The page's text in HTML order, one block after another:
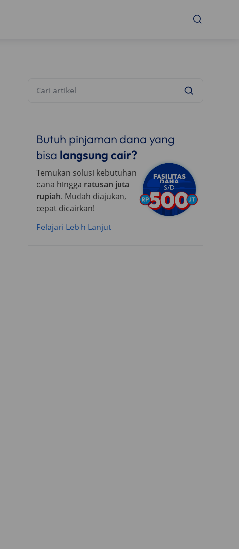
Butuh pinjaman dana yang
bisa langsung cair?
Temukan solusi kebutuhan
dana hingga ratusan juta
rupiah. Mudah diajukan,
cepat dicairkan!
Pelajari Lebih Lanjut